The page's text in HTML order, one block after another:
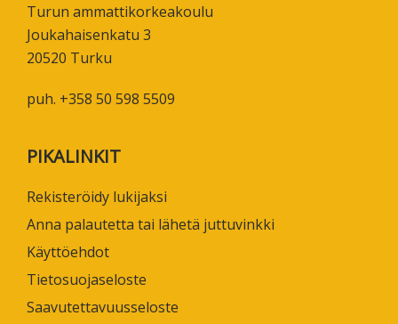
Turun ammattikorkeakoulu
Joukahaisenkatu 3
20520 Turku
puh. +358 50 598 5509
PIKALINKIT
Rekisteröidy lukijaksi
Anna palautetta tai lähetä juttuvinkki
Käyttöehdot
Tietosuojaseloste
Saavutettavuusseloste